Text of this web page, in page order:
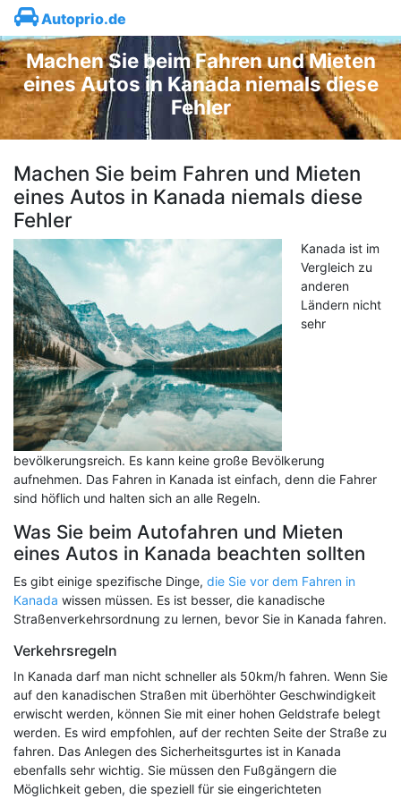
Autoprio.de
Machen Sie beim Fahren und Mieten
eines Autos in Kanada niemals diese
Fehler
Machen Sie beim Fahren und Mieten
eines Autos in Kanada niemals diese
Fehler
Kanada ist im
Vergleich zu
anderen
Ländern nicht
sehr
bevölkerungsreich. Es kann keine große Bevölkerung
aufnehmen. Das Fahren in Kanada ist einfach, denn die Fahrer
sind höflich und halten sich an alle Regeln.
Was Sie beim Autofahren und Mieten
eines Autos in Kanada beachten sollten
Es gibt einige spezifische Dinge, die Sie vor dem Fahren in
Kanada wissen müssen. Es ist besser, die kanadische
Straßenverkehrsordnung zu lernen, bevor Sie in Kanada fahren.
Verkehrsregeln
In Kanada darf man nicht schneller als 50km/h fahren. Wenn Sie
auf den kanadischen Straßen mit überhöhter Geschwindigkeit
erwischt werden, können Sie mit einer hohen Geldstrafe belegt
werden. Es wird empfohlen, auf der rechten Seite der Straße zu
fahren. Das Anlegen des Sicherheitsgurtes ist in Kanada
ebenfalls sehr wichtig. Sie müssen den Fußgängern die
Möglichkeit geben, die speziell für sie eingerichteten